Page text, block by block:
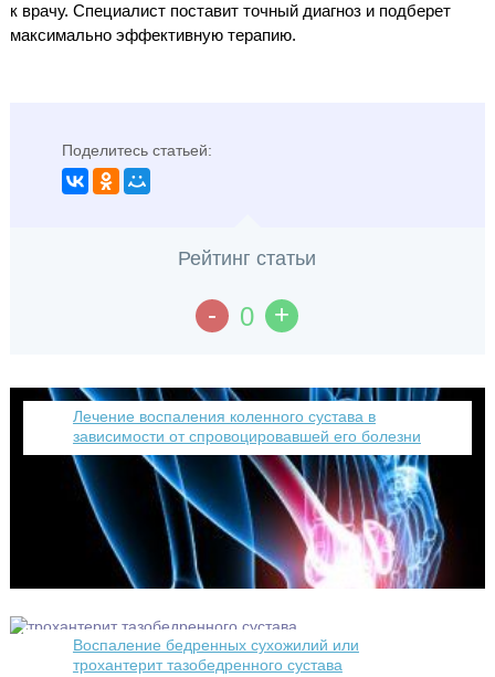
к врачу. Специалист поставит точный диагноз и подберет
максимально эффективную терапию.
Поделитесь статьей:
Рейтинг статьи
- 0 +
Лечение воспаления коленного сустава в
зависимости от спровоцировавшей его болезни
Воспаление бедренных сухожилий или
трохантерит тазобедренного сустава